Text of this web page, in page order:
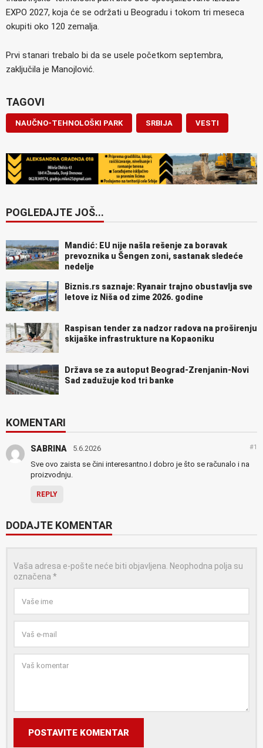
EXPO 2027, koja će se održati u Beogradu i tokom tri meseca
okupiti oko 120 zemalja.
Prvi stanari trebalo bi da se usele početkom septembra,
zaključila je Manojlović.
TAGOVI
NAUČNO-TEHNOLOŠKI PARK SRBIJA VESTI
POGLEDAJTE JOŠ...
Mandić: EU nije našla rešenje za boravak
prevoznika u Šengen zoni, sastanak sledeće
nedelje
Biznis.rs saznaje: Ryanair trajno obustavlja sve
letove iz Niša od zime 2026. godine
Raspisan tender za nadzor radova na proširenju
skijaške infrastrukture na Kopaoniku
Država se za autoput Beograd-Zrenjanin-Novi
Sad zadužuje kod tri banke
KOMENTARI
SABRINA 5.6.2026 #1
Sve ovo zaista se čini interesantno.I dobro je što se računalo i na
proizvodnju.
REPLY
DODAJTE KOMENTAR
Vaša adresa e-pošte neće biti objavljena. Neophodna polja su
označena *
POSTAVITE KOMENTAR